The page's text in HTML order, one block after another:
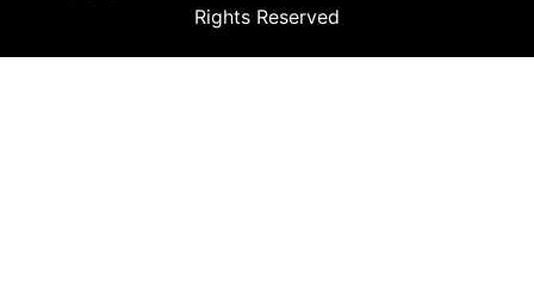
Rights Reserved